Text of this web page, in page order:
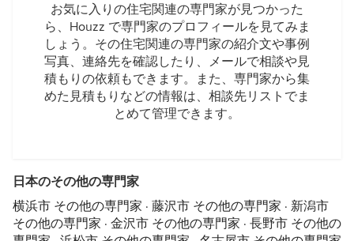
お気に入りの住宅関連の専門家が見つかった
ら、Houzz で専門家のプロフィールを見てみま
しょう。その住宅関連の専門家の紹介文や事例
写真、連絡先を確認したり、メールで相談や見
積もりの依頼もできます。また、専門家から集
めた見積もりなどの情報は、相談先リストでま
とめて管理できます。
日本のその他の専門家
横浜市 その他の専門家 · 藤沢市 その他の専門家 · 新潟市
その他の専門家 · 金沢市 その他の専門家 · 長野市 その他の